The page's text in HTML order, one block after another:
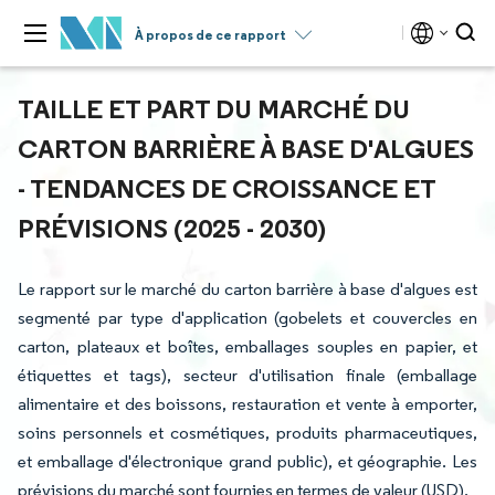
À propos de ce rapport
TAILLE ET PART DU MARCHÉ DU
CARTON BARRIÈRE À BASE D'ALGUES
- TENDANCES DE CROISSANCE ET
PRÉVISIONS (2025 - 2030)
Le rapport sur le marché du carton barrière à base d'algues est
segmenté par type d'application (gobelets et couvercles en
carton, plateaux et boîtes, emballages souples en papier, et
étiquettes et tags), secteur d'utilisation finale (emballage
alimentaire et des boissons, restauration et vente à emporter,
soins personnels et cosmétiques, produits pharmaceutiques,
et emballage d'électronique grand public), et géographie. Les
prévisions du marché sont fournies en termes de valeur (USD).